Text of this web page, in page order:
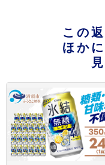
この
ほか